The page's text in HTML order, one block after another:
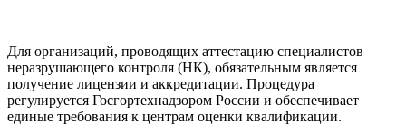
Для организаций, проводящих аттестацию специалистов
неразрушающего контроля (НК), обязательным является
получение лицензии и аккредитации. Процедура
регулируется Госгортехнадзором России и обеспечивает
единые требования к центрам оценки квалификации.